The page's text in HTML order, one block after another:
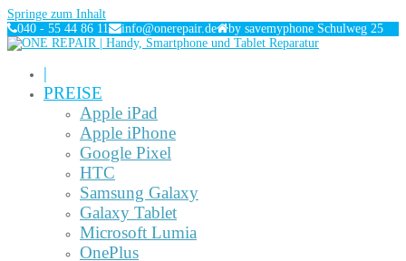
Springe zum Inhalt
040 - 55 44 86 11
info@onerepair.de by savemyphone Schulweg 25
|
PREISE
Apple iPad
Apple iPhone
Google Pixel
HTC
Samsung Galaxy
Galaxy Tablet
Microsoft Lumia
OnePlus